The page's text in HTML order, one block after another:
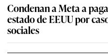
Condenan a Meta a
estado de EEUU por
sociales